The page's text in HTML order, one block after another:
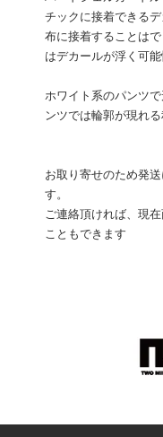
チックに接着できるデ
布に接着することは
はデカールが浮く可能
ホワイト系のパンツ
ンツでは輪郭が現れる
お取り寄せのため発
す。
ご連絡頂ければ、現
こともできます